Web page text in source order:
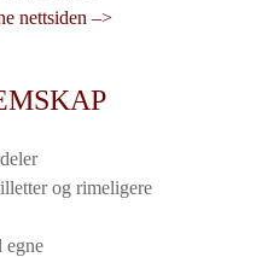
nettsiden –>
og rimeligere
egne